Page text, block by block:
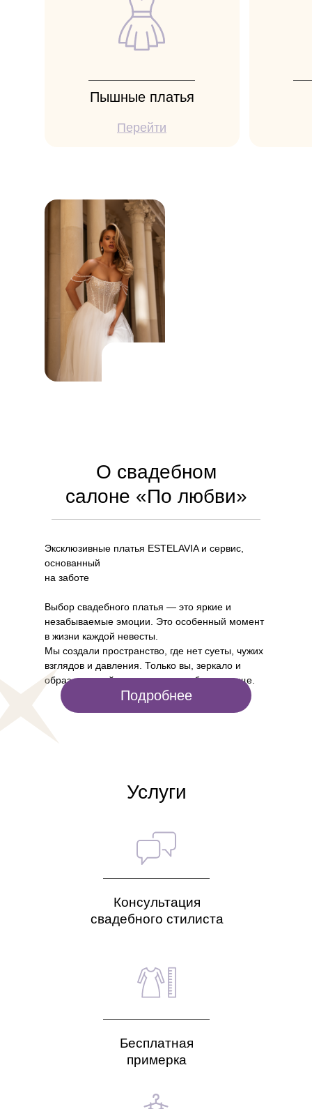
Перейти
Пышные платья
О свадебном
салоне «По любви»
Эксклюзивные платья ESTELAVIA и сервис,
основанный
на заботе
Выбор свадебного платья — это яркие и
незабываемые эмоции. Это особенный момент
в жизни каждой невесты.
Мы создали пространство, где нет суеты, чужих
взглядов и давления. Только вы, зеркало и
образ, который заставит сердце биться чаще.
Подробнее
Услуги
Минимализм
Трансформеры
Кружевные
С рукавами
SALE
Бесплатная
примерка
Консультация
свадебного стилиста